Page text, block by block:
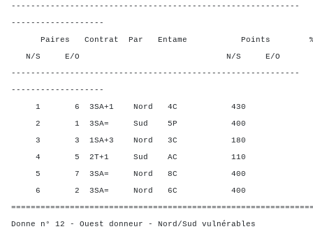
-----------------------------------------------------------
-------------------
Paires Contrat Par Entame Points %
N/S E/O N/S E/O N/
-----------------------------------------------------------
-------------------
1 6 3SA+1 Nord 4C 430
2 1 3SA= Sud 5P 400
3 3 1SA+3 Nord 3C 180
4 5 2T+1 Sud AC 110 0,00
5 7 3SA= Nord 8C 400
6 2 3SA= Nord 6C 400
Donne n° 12 - Ouest donneur - Nord/Sud vulnérables